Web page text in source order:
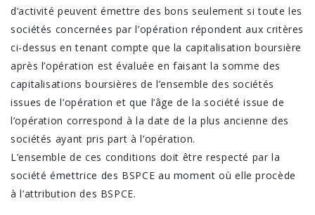
d’activité peuvent émettre des bons seulement si toute les
sociétés concernées par l’opération répondent aux critères
ci-dessus en tenant compte que la capitalisation boursière
après l’opération est évaluée en faisant la somme des
capitalisations boursières de l’ensemble des sociétés
issues de l’opération et que l’âge de la société issue de
l’opération correspond à la date de la plus ancienne des
sociétés ayant pris part à l’opération.
L’ensemble de ces conditions doit être respecté par la
société émettrice des BSPCE au moment où elle procède
à l’attribution des BSPCE.